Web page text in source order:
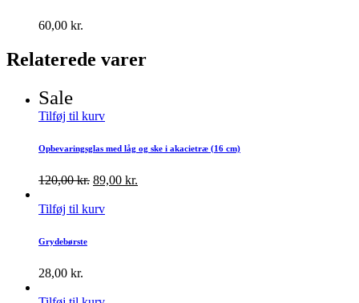
60,00 kr.
Relaterede varer
Sale
Tilføj til kurv
Opbevaringsglas med låg og ske i akacietræ (16 cm)
120,00kr. 89,00 kr.
Tilføj til kurv
Grydebørste
28,00 kr.